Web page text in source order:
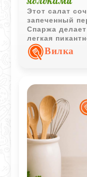
Этот салат
запеченный
Спаржа
легкая
хорошо
нотки.Вилка